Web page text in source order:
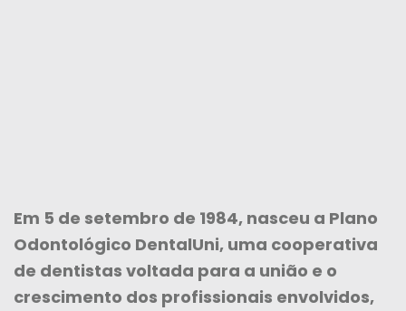
Em 5 de setembro de 1984, nasceu a Plano
Odontológico DentalUni, uma cooperativa
de dentistas voltada para a união e o
crescimento dos profissionais envolvidos,